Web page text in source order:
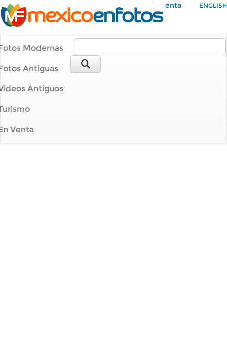
Mi Cuenta ENGLISH
Modernas
Antiguas
Antiguos
Venta